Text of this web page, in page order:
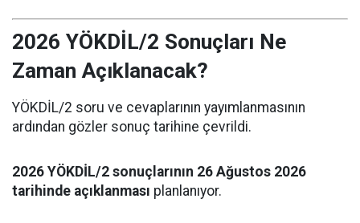
2026 YÖKDİL/2 Sonuçları Ne
Zaman Açıklanacak?
YÖKDİL/2 soru ve cevaplarının yayımlanmasının
ardından gözler sonuç tarihine çevrildi.
2026 YÖKDİL/2 sonuçlarının 26 Ağustos 2026
tarihinde açıklanması planlanıyor.